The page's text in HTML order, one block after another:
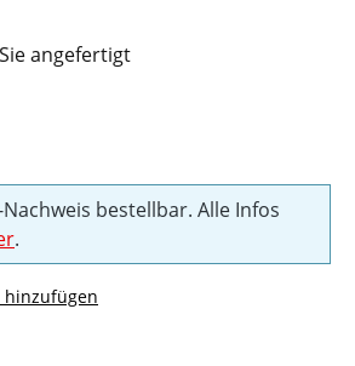
angefertigt
bestellbar. Alle Infos
.
hinzufügen